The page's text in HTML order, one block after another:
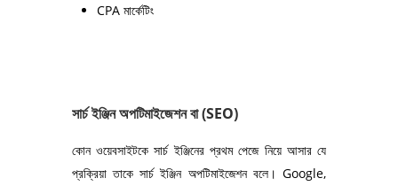
CPA মার্কেটিং
সার্চ ইঞ্জিন অপটিমাইজেশন বা (SEO)
কোন ওয়েবসাইটকে সার্চ ইঞ্জিনের প্রথম পেজে নিয়ে আসার যে
প্রক্রিয়া তাকে সার্চ ইঞ্জিন অপটিমাইজেশন বলে। Google,